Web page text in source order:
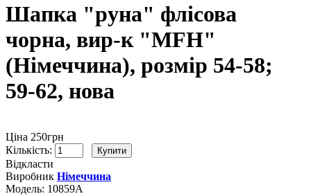
Шапка "руна" флісова
чорна, вир-к "MFH"
(Німеччина), розмір 54-58;
59-62, нова
Ціна 250грн
Кількість:
Відкласти
Виробник Німеччина
Модель: 10859А